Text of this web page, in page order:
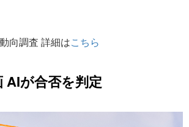
向調査 詳細はこちら
AIが合否を判定